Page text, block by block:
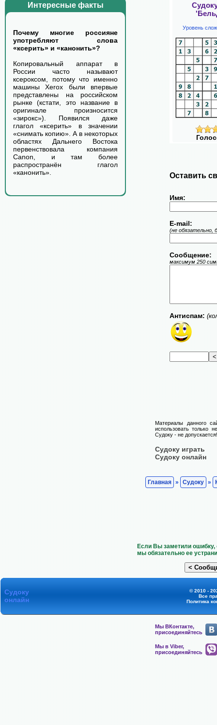
Интересные факты
Почему многие россияне
употребляют слова
«ксерить» и «канонить»?
Копировальный аппарат в
России часто называют
ксероксом, потому что именно
машины Xerox были впервые
представлены на российском
рынке (кстати, это название в
оригинале произносится
«зирокс»). Появился даже
глагол «ксерить» в значении
«снимать копию». А в некоторых
областях Дальнего Востока
первенствовала компания
Canon, и там более
распространён глагол
«канонить».
Уровень
Оставить
Имя:
E-mail:
(не обязательно,
Сообщение:
максимум 250
Антиспам:
Материалы данного
использовать только
Судоку - не допускается!
Судоку играть
Судоку онлайн
Главная » Судоку »
Если Вы заметили
мы обязательно ее
Судоку
онлайн
© 2010 -
Все
Политика
Мы ВКонтакте,
присоединяйтесь
Мы в Viber,
присоединяйтесь